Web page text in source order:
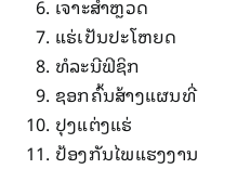
​ເຈາະ​ສໍາ​ຫຼວດ
​ແຮ່ເປັນປະໂຫຍດ
ທໍລະນີ​ຟິຊິກ
ຊອກ​ຄົ້ນສ້າງ​ແຜນ​ທີ່
ປຸງ​ແຕ່ງ​ແຮ່​
ປ້ອງ​ກັນ​ໄພ​ແຮງ​ງານ